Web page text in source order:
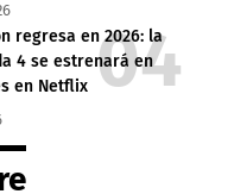
regresa en 2026: la
4 se estrenará en
en Netflix